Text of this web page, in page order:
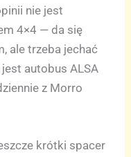
nie jest
4×4 — da się
ale trzeba jechać
autobus ALSA
z Morro
krótki spacer